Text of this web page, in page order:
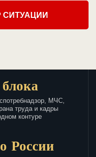
СИТУАЦИИ
МЧС,
труда и кадры
контуре
России